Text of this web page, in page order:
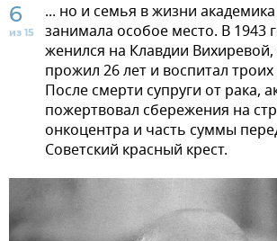
6
из 15
... но и семья в жизни
занимала особое место. В 1943
женился на Клавдии Вихиревой,
прожил 26 лет и воспитал троих
После смерти супруги от рака,
пожертвовал сбережения на
онкоцентра и часть суммы
Советский красный крест.